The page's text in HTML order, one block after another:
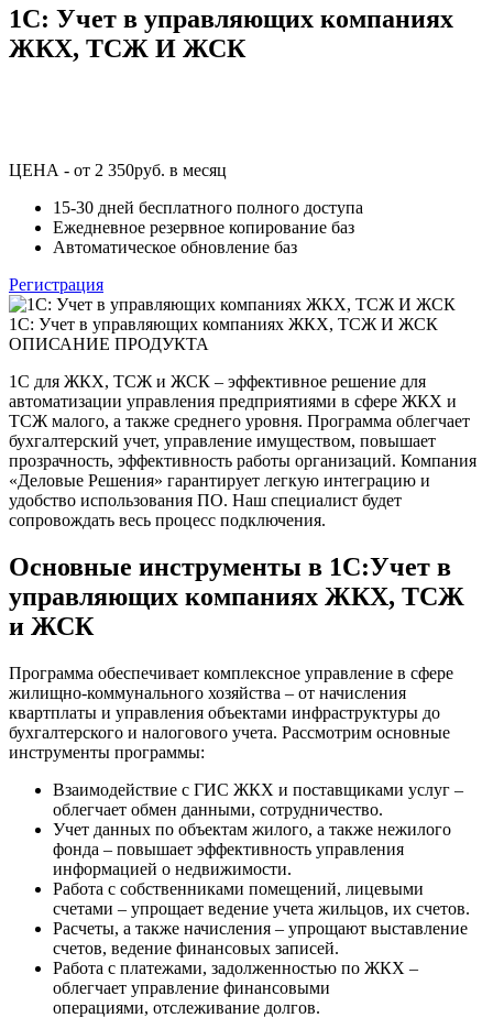
1C: Учет в управляющих компаниях
ЖКХ, ТСЖ И ЖСК
ЦЕНА - от 2 350руб. в месяц
15-30 дней бесплатного полного доступа
Ежедневное резервное копирование баз
Автоматическое обновление баз
Регистрация
1C: Учет в управляющих компаниях ЖКХ, ТСЖ И ЖСК
ОПИСАНИЕ ПРОДУКТА
1С для ЖКХ, ТСЖ и ЖСК – эффективное решение для
автоматизации управления предприятиями в сфере ЖКХ и
ТСЖ малого, а также среднего уровня. Программа облегчает
бухгалтерский учет, управление имуществом, повышает
прозрачность, эффективность работы организаций. Компания
«Деловые Решения» гарантирует легкую интеграцию и
удобство использования ПО. Наш специалист будет
сопровождать весь процесс подключения.
Основные инструменты в 1С:Учет в
управляющих компаниях ЖКХ, ТСЖ
и ЖСК
Программа обеспечивает комплексное управление в сфере
жилищно-коммунального хозяйства – от начисления
квартплаты и управления объектами инфраструктуры до
бухгалтерского и налогового учета. Рассмотрим основные
инструменты программы:
Взаимодействие с ГИС ЖКХ и поставщиками услуг –
облегчает обмен данными, сотрудничество.
Учет данных по объектам жилого, а также нежилого
фонда – повышает эффективность управления
информацией о недвижимости.
Работа с собственниками помещений, лицевыми
счетами – упрощает ведение учета жильцов, их счетов.
Расчеты, а также начисления – упрощают выставление
счетов, ведение финансовых записей.
Работа с платежами, задолженностью по ЖКХ –
облегчает управление финансовыми
операциями, отслеживание долгов.